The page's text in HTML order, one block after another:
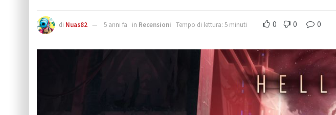
di Nuas82 5 anni fa in Recensioni Tempo di lettura: 5 minuti 0 0 0